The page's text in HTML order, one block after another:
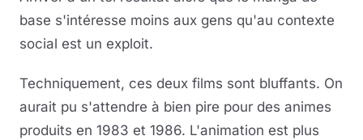
base s'intéresse moins aux gens qu'au contexte
social est un exploit.
Techniquement, ces deux films sont bluffants. On
aurait pu s'attendre à bien pire pour des animes
produits en 1983 et 1986. L'animation est plus